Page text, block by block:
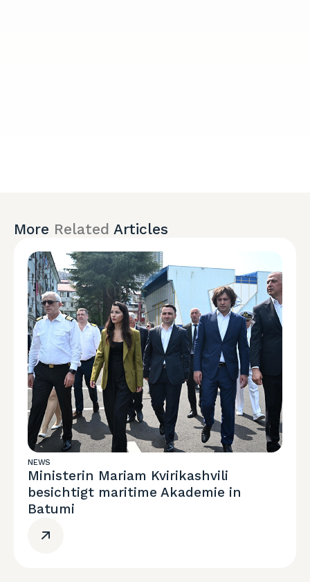
More Related Articles
NEWS
Ministerin Mariam Kvirikashvili
besichtigt maritime Akademie in
Batumi